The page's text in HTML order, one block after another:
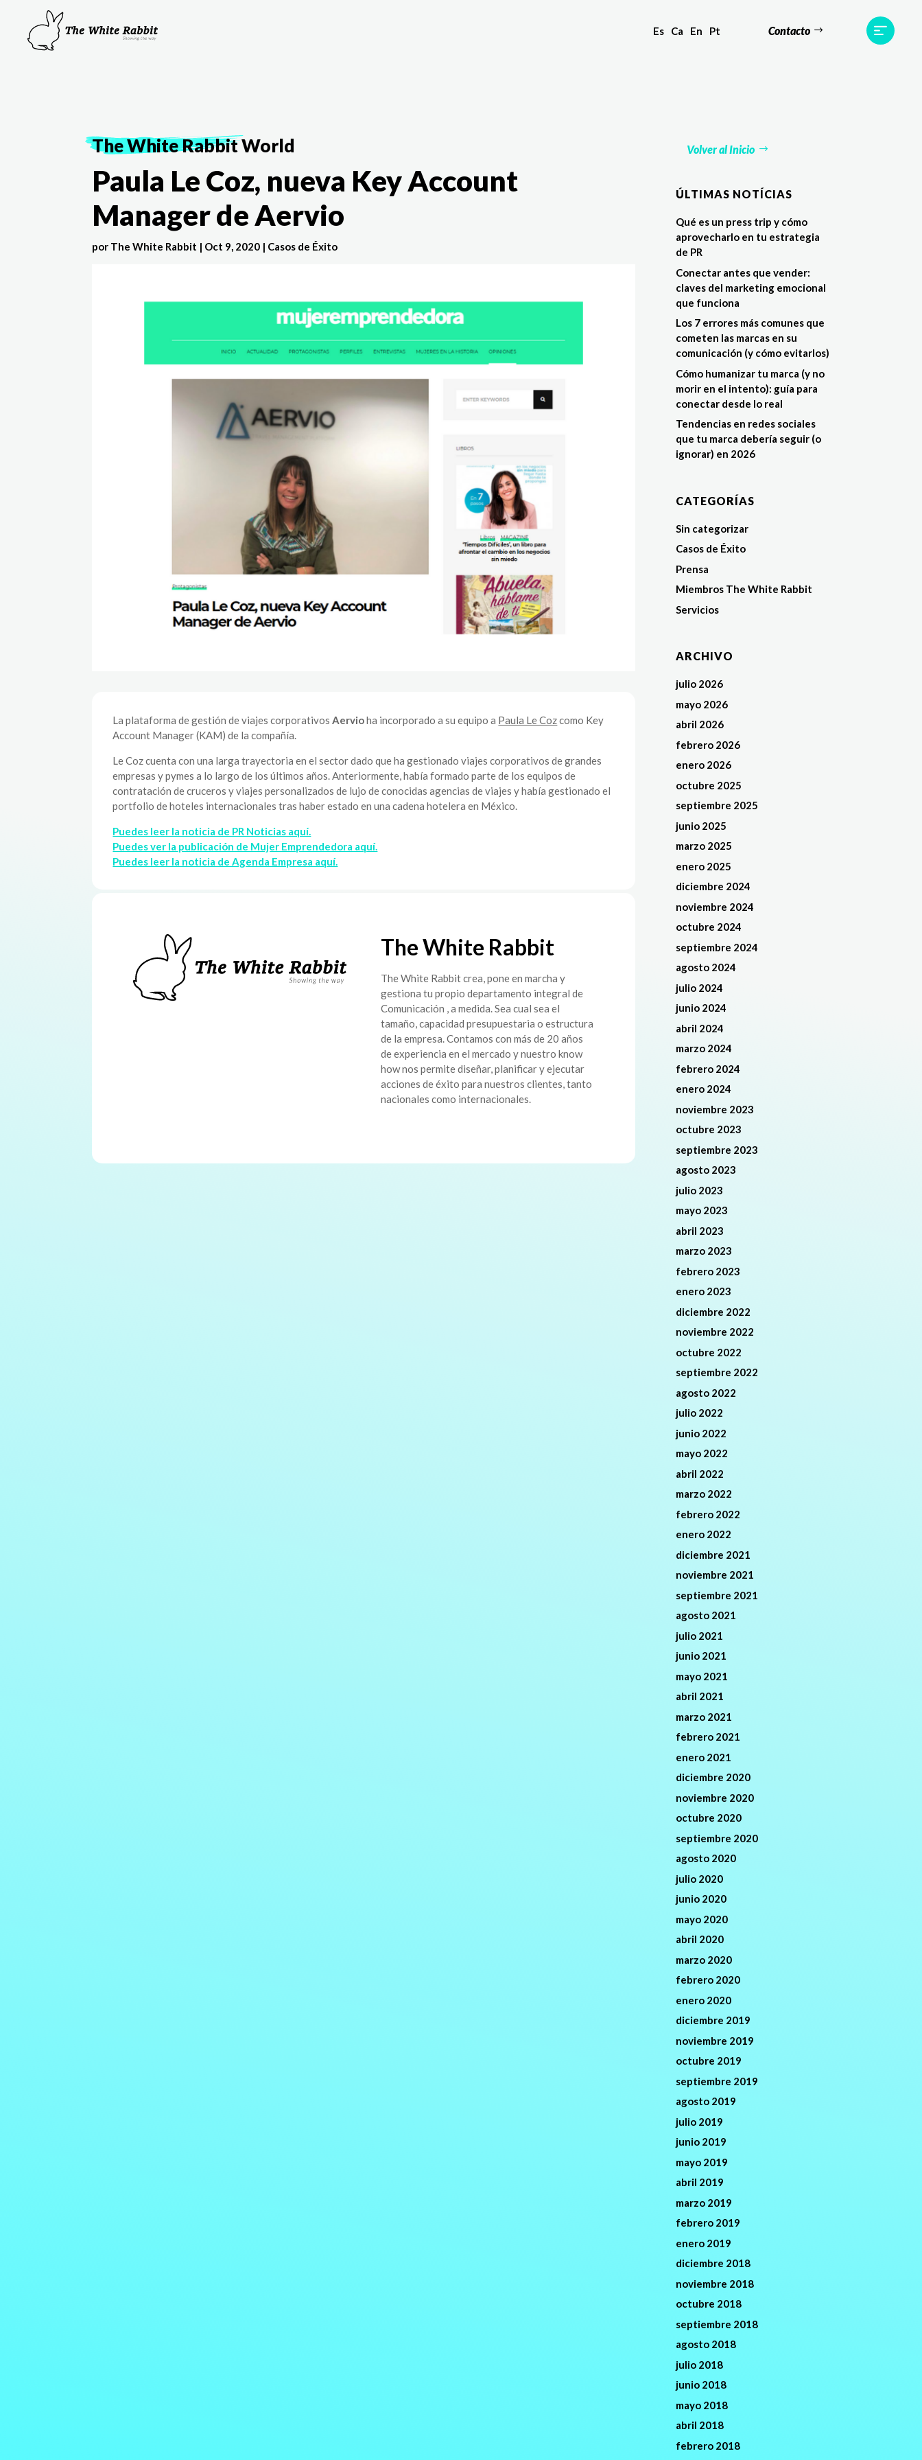
Es Ca En Pt Contacto
The White RabbitWorld Volver al Inicio
Paula Le Coz, nueva Key Account
Manager de Aervio
por The White Rabbit | Oct 9, 2020 | Casos de Éxito
La plataforma de gestión de viajes corporativosAervioha incorporado a su equipo a Paula Le Cozcomo Key
Account Manager (KAM) de la compañía.
Le Coz cuenta con una larga trayectoria en el sector dado que ha gestionado viajes corporativos de grandes
empresas y pymes a lo largo de los últimos años. Anteriormente, había formado parte de los equipos de
contratación de cruceros y viajes personalizados de lujo de conocidas agencias de viajes y había gestionado el
portfolio de hoteles internacionales tras haber estado en una cadena hotelera en México.
Puedes leer la noticia de PR Noticias aquí.
Puedes ver la publicación de Mujer Emprendedora aquí.
Puedes leer la noticia de Agenda Empresa aquí.
The White Rabbit
The White Rabbit crea, pone en marcha y
gestiona tu propio departamento integral de
Comunicación , a medida. Sea cual sea el
tamaño, capacidad presupuestaria o estructura
de la empresa. Contamos con más de 20 años
de experiencia en el mercado y nuestro know
how nos permite diseñar, planificar y ejecutar
acciones de éxito para nuestros clientes, tanto
nacionales como internacionales.
ÚLTIMAS NOTÍCIAS
Qué es un press trip y cómo
aprovecharlo en tu estrategia
de PR
Conectar antes que vender:
claves del marketing emocional
que funciona
Los 7 errores más comunes que
cometen las marcas en su
comunicación (y cómo evitarlos)
Cómo humanizar tu marca (y no
morir en el intento): guía para
conectar desde lo real
Tendencias en redes sociales
que tu marca debería seguir (o
ignorar) en 2026
CATEGORÍAS
Sin categorizar
Casos de Éxito
Prensa
Miembros The White Rabbit
Servicios
ARCHIVO
julio 2026
mayo 2026
abril 2026
febrero 2026
enero 2026
octubre 2025
septiembre 2025
junio 2025
marzo 2025
enero 2025
diciembre 2024
noviembre 2024
octubre 2024
septiembre 2024
agosto 2024
julio 2024
junio 2024
abril 2024
marzo 2024
febrero 2024
enero 2024
noviembre 2023
octubre 2023
septiembre 2023
agosto 2023
julio 2023
mayo 2023
abril 2023
marzo 2023
febrero 2023
enero 2023
diciembre 2022
noviembre 2022
octubre 2022
septiembre 2022
agosto 2022
julio 2022
junio 2022
mayo 2022
abril 2022
marzo 2022
febrero 2022
enero 2022
diciembre 2021
noviembre 2021
septiembre 2021
agosto 2021
julio 2021
junio 2021
mayo 2021
abril 2021
marzo 2021
febrero 2021
enero 2021
diciembre 2020
noviembre 2020
octubre 2020
septiembre 2020
agosto 2020
julio 2020
junio 2020
mayo 2020
abril 2020
marzo 2020
febrero 2020
enero 2020
diciembre 2019
noviembre 2019
octubre 2019
septiembre 2019
agosto 2019
julio 2019
junio 2019
mayo 2019
abril 2019
marzo 2019
febrero 2019
enero 2019
diciembre 2018
noviembre 2018
octubre 2018
septiembre 2018
agosto 2018
julio 2018
junio 2018
mayo 2018
abril 2018
febrero 2018